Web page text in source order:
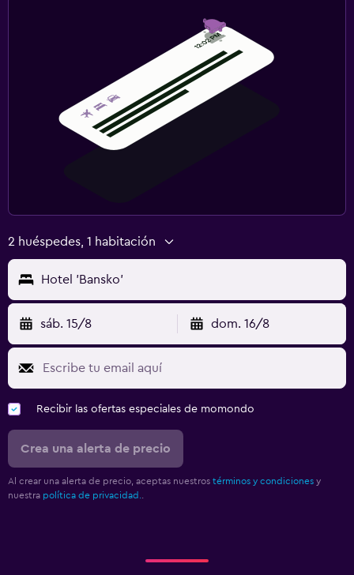
2 huéspedes, 1 habitación
Hotel 'Bansko'
sáb. 15/8 dom. 16/8
Recibir las ofertas especiales de momondo
Crea una alerta de precio
Al crear una alerta de precio, aceptas nuestros términos y condiciones y
nuestra política de privacidad.